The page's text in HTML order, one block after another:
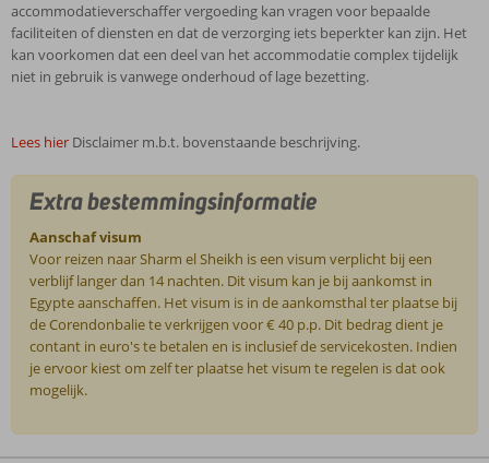
accommodatieverschaffer vergoeding kan vragen voor bepaalde
faciliteiten of diensten en dat de verzorging iets beperkter kan zijn. Het
kan voorkomen dat een deel van het accommodatie complex tijdelijk
niet in gebruik is vanwege onderhoud of lage bezetting.
Lees hier Disclaimer m.b.t. bovenstaande beschrijving.
Extra bestemmingsinformatie
Aanschaf visum
Voor reizen naar Sharm el Sheikh is een visum verplicht bij een
verblijf langer dan 14 nachten. Dit visum kan je bij aankomst in
Egypte aanschaffen. Het visum is in de aankomsthal ter plaatse bij
de Corendonbalie te verkrijgen voor € 40 p.p. Dit bedrag dient je
contant in euro's te betalen en is inclusief de servicekosten. Indien
je ervoor kiest om zelf ter plaatse het visum te regelen is dat ook
mogelijk.